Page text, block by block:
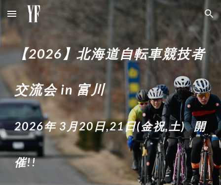
Skip to main content Skip to navigation
【2026】北海道自転車競技者
交流会 in 富川
2026年 3月20日,21日(金祝,土)開
催!!